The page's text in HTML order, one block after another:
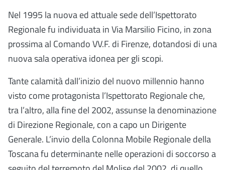
Nel 1995 la nuova ed attuale sede dell’Ispettorato
Regionale fu individuata in Via Marsilio Ficino, in zona
prossima al Comando VV.F. di Firenze, dotandosi di una
nuova sala operativa idonea per gli scopi.
Tante calamità dall’inizio del nuovo millennio hanno
visto come protagonista l’Ispettorato Regionale che,
tra l’altro, alla fine del 2002, assunse la denominazione
di Direzione Regionale, con a capo un Dirigente
Generale. L’invio della Colonna Mobile Regionale della
Toscana fu determinante nelle operazioni di soccorso a